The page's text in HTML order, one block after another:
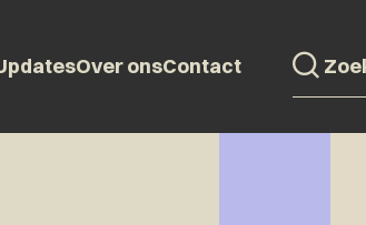
Over onsContact